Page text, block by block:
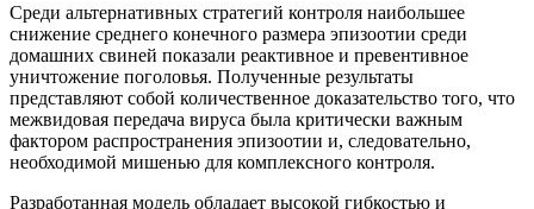
Среди альтернативных стратегий контроля наибольшее
снижение среднего конечного размера эпизоотии среди
домашних свиней показали реактивное и превентивное
уничтожение поголовья. Полученные результаты
представляют собой количественное доказательство того, что
межвидовая передача вируса была критически важным
фактором распространения эпизоотии и, следовательно,
необходимой мишенью для комплексного контроля.
Разработанная модель обладает высокой гибкостью и